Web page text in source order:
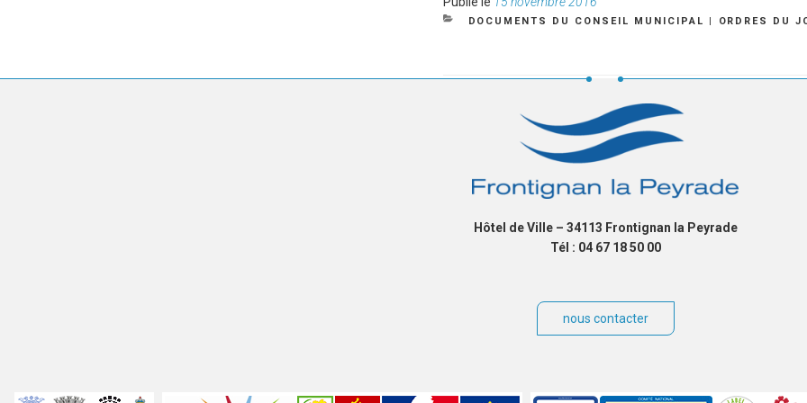
le
CATÉGORIES
DOCUMENTS DU CONSEIL MUNICIPAL | ORDRES DU
Hôtel de Ville – 34113 Frontignan la Peyrade
Tél : 04 67 18 50 00
nous contacter